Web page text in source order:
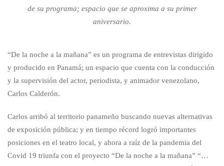
de su programa; espacio que se aproxima a su primer
aniversario.
“De la noche a la mañana” es un programa de entrevistas dirigido
y producido en Panamá; un espacio que cuenta con la conducción
y la supervisión del actor, periodista, y animador venezolano,
Carlos Calderón.
Carlos arribó al territorio panameño buscando nuevas alternativas
de exposición pública; y en tiempo récord logró importantes
posiciones en el teatro local, y ahora a raíz de la pandemia del
Covid 19 triunfa con el proyecto “De la noche a la mañana” “…